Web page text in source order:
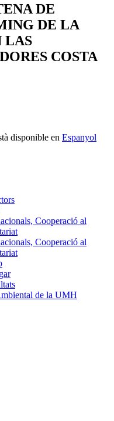
DE
DE LA
LAS
COSTA
disponible en Espanyol
Cooperació al
Cooperació al
de la UMH